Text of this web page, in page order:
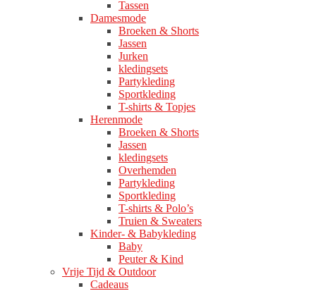
Tassen
Damesmode
Broeken & Shorts
Jassen
Jurken
kledingsets
Partykleding
Sportkleding
T-shirts & Topjes
Herenmode
Broeken & Shorts
Jassen
kledingsets
Overhemden
Partykleding
Sportkleding
T-shirts & Polo’s
Truien & Sweaters
Kinder- & Babykleding
Baby
Peuter & Kind
Vrije Tijd & Outdoor
Cadeaus